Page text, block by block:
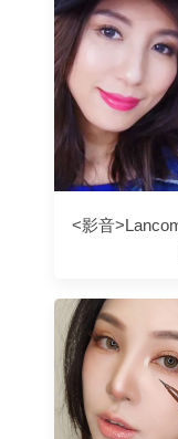
<影音